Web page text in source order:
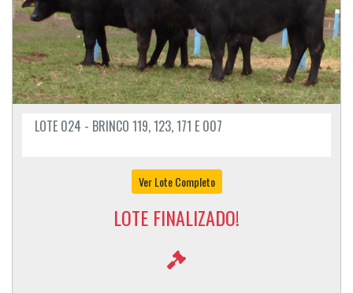
LOTE 024 - BRINCO 119, 123, 171 E 007
Ver Lote Completo
LOTE FINALIZADO!